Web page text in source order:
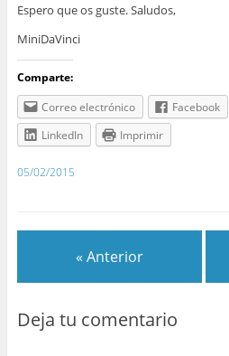
Espero que os guste. Saludos,
MiniDaVinci
Comparte:
Correo electrónico
Facebook
LinkedIn
Imprimir
05/02/2015
« Anterior
Deja tu comentario